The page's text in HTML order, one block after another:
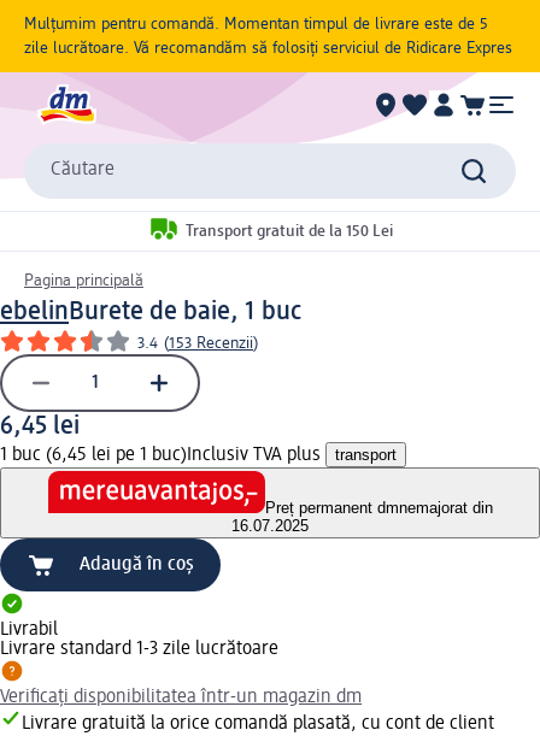
Mulțumim pentru comandă. Momentan timpul de livrare este de 5
zile lucrătoare. Vă recomandăm să folosiți serviciul de Ridicare Expres
Căutare
Transport gratuit de la 150 Lei
Pagina principală
ebelinBurete de baie, 1 buc
3.4 (153 Recenzii)
6,45 lei
1 buc (6,45 lei pe 1 buc) Inclusiv TVA plus transport
Preț permanent dmnemajorat din
16.07.2025
Adaugă în coș
Livrabil
Livrare standard 1-3 zile lucrătoare
Verificați disponibilitatea într-un magazin dm
Livrare gratuită la orice comandă plasată, cu cont de client